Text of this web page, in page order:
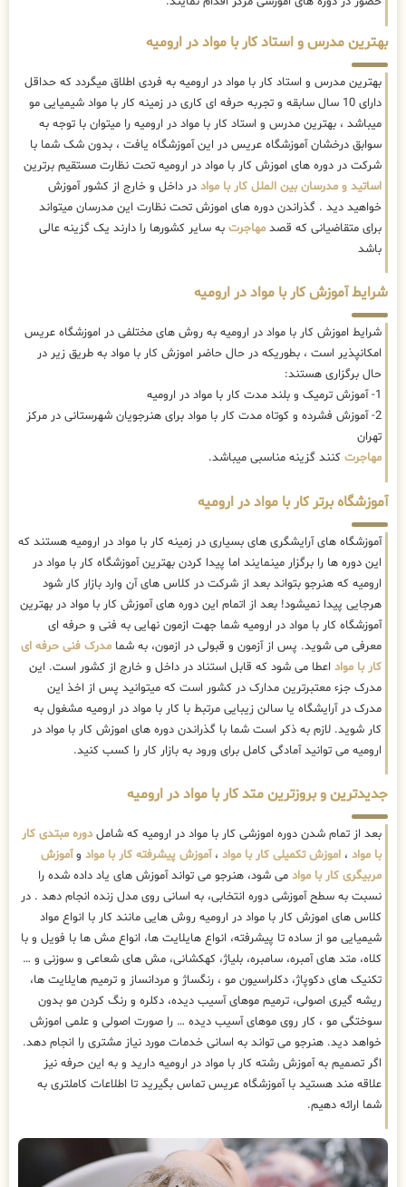
بهترین مدرس و استاد کار با مواد در ارومیه
بهترین مدرس و استاد کار با مواد در ارومیه به فردی اطلاق میگردد که حداقل
دارای 10 سال سابقه و تجربه حرفه ای کاری در زمینه کار با مواد شیمیایی مو
میباشد ، بهترین مدرس و استاد کار با مواد در ارومیه را میتوان با توجه به
سوابق درخشان آموزشگاه عریس در این آموزشگاه یافت ، بدون شک شما با
شرکت در دوره های اموزش کار با مواد در ارومیه تحت نظارت مستقیم برترین
اساتید و مدرسان بین الملل کار با مواد در داخل و خارج از کشور آموزش
خواهید دید . گذراندن دوره های اموزش تحت نظارت این مدرسان میتواند
برای متقاضیانی که قصد مهاجرت به سایر کشورها را دارند یک گزینه عالی
باشد
شرایط آموزش کار با مواد در ارومیه
شرایط اموزش کار با مواد در ارومیه به روش های مختلفی در اموزشگاه عریس
امکانپذیر است ، بطوریکه در حال حاضر اموزش کار با مواد به طریق زیر در
حال برگزاری هستند:
1- آموزش ترمیک و بلند مدت کار با مواد در ارومیه
2- آموزش فشرده و کوتاه مدت کار با مواد برای هنرجویان شهرستانی در مرکز
تهران
مهاجرت کنند گزینه مناسبی میباشد.
آموزشگاه برتر کار با مواد در ارومیه
آموزشگاه های آرایشگری های بسیاری در زمینه کار با مواد در ارومیه هستند که
این دوره ها را برگزار مینمایند اما پیدا کردن بهترین آموزشگاه کار با مواد در
ارومیه که هنرجو بتواند بعد از شرکت در کلاس های آن وارد بازار کار شود
هرجایی پیدا نمیشود! بعد از اتمام این دوره های آموزش کار با مواد در بهترین
آموزشگاه کار با مواد در ارومیه شما جهت ازمون نهایی به فنی و حرفه ای
معرفی می شوید. پس از آزمون و قبولی در ازمون، به شما مدرک فنی حرفه ای
کار با مواد اعطا می شود که قابل استناد در داخل و خارج از کشور است. این
مدرک جزء معتبرترین مدارک در کشور است که میتوانید پس از اخذ این
مدرک در آرایشگاه یا سالن زیبایی مرتبط با کار با مواد در ارومیه مشغول به
کار شوید. لازم به ذکر است شما با گذراندن دوره های اموزش کار با مواد در
ارومیه می توانید آمادگی کامل برای ورود به بازار کار را کسب کنید.
جدیدترین و بروزترین متد کار با مواد در ارومیه
بعد از تمام شدن دوره اموزشی کار با مواد در ارومیه که شاملدوره مبتدی کار
با مواد ، اموزش تکمیلی کار با مواد ،آموزش پیشرفته کار با مواد وآموزش
مربیگری کار با مواد می شود، هنرجو می تواند آموزش های یاد داده شده را
نسبت به سطح آموزشی دوره انتخابی، به اسانی روی مدل زنده انجام دهد . در
کلاس های اموزش کار با مواد در ارومیه روش هایی مانند کار با انواع مواد
شیمیایی مو از ساده تا پیشرفته، انواع هایلایت ها، انواع مش ها با فویل و با
کلاه، متد های آمبره، سامبره، بلیاژ، کهکشانی، مش های شعاعی و سوزنی و …
تکنیک های دکوپاژ، دکلراسیون مو ، رنگساژ و مردانساز و ترمیم هایلایت ها،
ریشه گیری اصولی، ترمیم موهای آسیب دیده، دکلره و رنگ کردن مو بدون
سوختگی مو ، کار روی موهای آسیب دیده … را صورت اصولی و علمی اموزش
خواهد دید. هنرجو می تواند به اسانی خدمات مورد نیاز مشتری را انجام دهد.
اگر تصمیم به آموزش رشته کار با مواد در ارومیه دارید و به این حرفه نیز
علاقه مند هستید با آموزشگاه عریس تماس بگیرید تا اطلاعات کاملتری به
شما ارائه دهیم.